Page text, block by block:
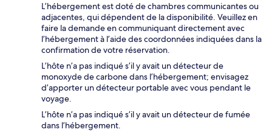
L’hébergement est doté de chambres communicantes ou
adjacentes, qui dépendent de la disponibilité. Veuillez en
faire la demande en communiquant directement avec
l’hébergement à l’aide des coordonnées indiquées dans la
confirmation de votre réservation.
L’hôte n’a pas indiqué s’il y avait un détecteur de
monoxyde de carbone dans l’hébergement; envisagez
d’apporter un détecteur portable avec vous pendant le
voyage.
L’hôte n’a pas indiqué s’il y avait un détecteur de fumée
dans l’hébergement.